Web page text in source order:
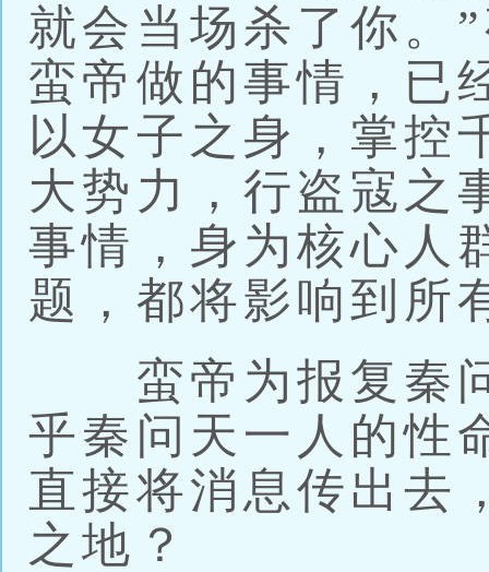
就会当场杀了你。
蛮帝做的事情，已
以女子之身，掌控
大势力，行盗寇之
事情，身为核心人
题，都将影响到所
蛮帝为报复秦问
乎秦问天一人的性
直接将消息传出去
之地？